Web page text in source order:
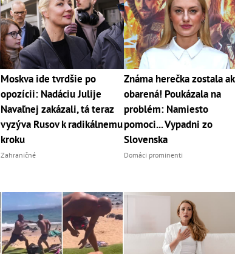
Moskva ide tvrdšie po
opozícii: Nadáciu Julije
Navaľnej zakázali, tá teraz
vyzýva Rusov k radikálnemu
kroku
Zahraničné
Známa herečka zostala
obarená! Poukázala na
problém: Namiesto
pomoci... Vypadni zo
Slovenska
Domáci prominenti